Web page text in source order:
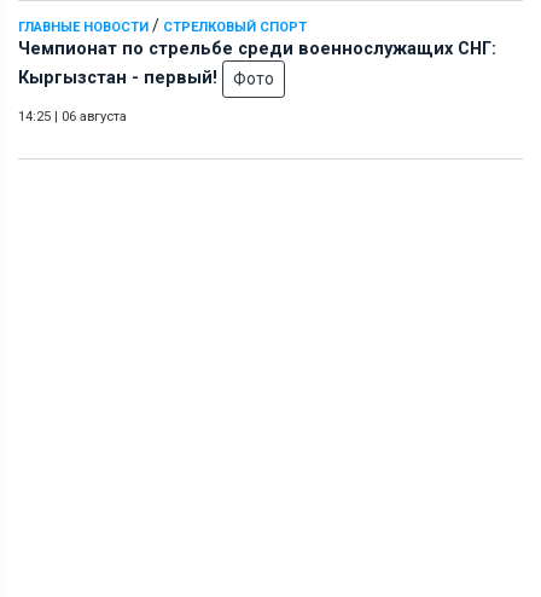
ГЛАВНЫЕ НОВОСТИ / СТРЕЛКОВЫЙ СПОРТ
Чемпионат по стрельбе среди военнослужащих СНГ:
Кыргызстан - первый!
Фото
14:25 | 06 августа